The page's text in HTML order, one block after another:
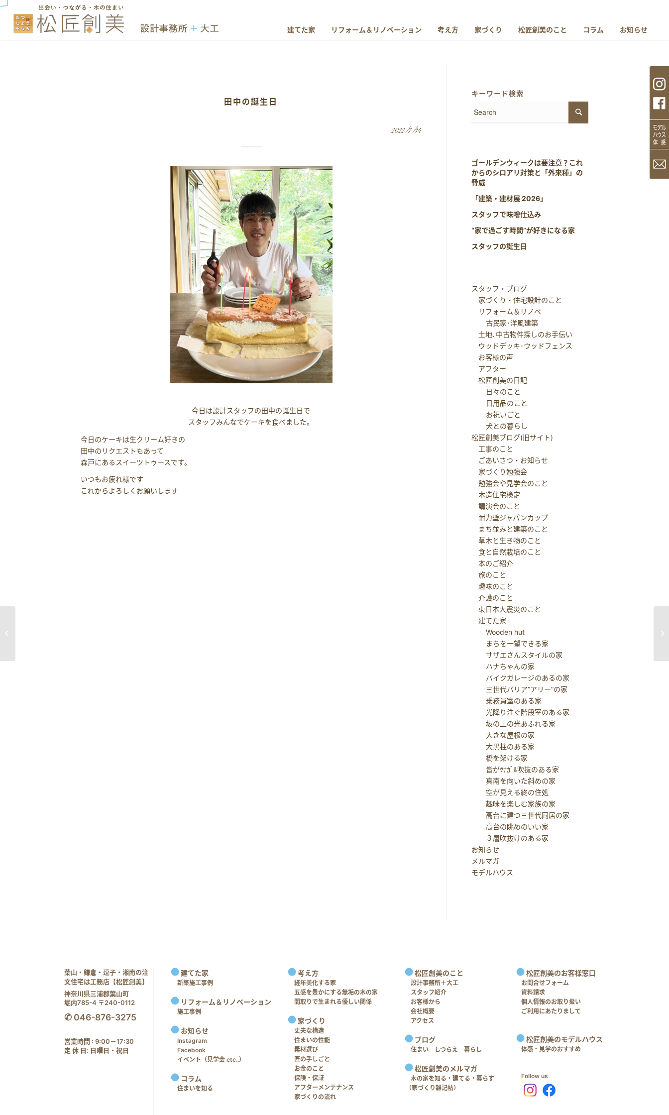
建てた家 リフォーム＆リノベーション 考え方 家づくり 松匠創美のこと コラム お知らせ
田中の誕生日
2022/7/14
今日は設計スタッフの田中の誕生日で
スタッフみんなでケーキを食べました。
今日のケーキは生クリーム好きの
田中のリクエストもあって
森戸にあるスイーツトゥースです。
いつもお疲れ様です
これからよろしくお願いします
キーワード検索
ゴールデンウィークは要注意？これ
からのシロアリ対策と「外来種」の
脅威
「建築・建材展 2026」
スタッフで味噌仕込み
“家で過ごす時間”が好きになる家
スタッフの誕生日
スタッフ・ブログ
家づくり・住宅設計のこと
リフォーム＆リノベ
古民家･洋風建築
土地､中古物件探しのお手伝い
ウッドデッキ･ウッドフェンス
お客様の声
アフター
松匠創美の日記
日々のこと
日用品のこと
お祝いごと
犬との暮らし
松匠創美ブログ(旧サイト)
工事のこと
ごあいさつ・お知らせ
家づくり勉強会
勉強会や見学会のこと
木造住宅検定
講演会のこと
耐力壁ジャパンカップ
まち並みと建築のこと
草木と生き物のこと
食と自然栽培のこと
本のご紹介
旅のこと
趣味のこと
介護のこと
東日本大震災のこと
建てた家
Wooden hut
まちを一望できる家
サザエさんスタイルの家
ハナちゃんの家
バイクガレージのあるの家
三世代バリア”アリー”の家
乗務員室のある家
光降り注ぐ階段室のある家
坂の上の光あふれる家
大きな屋根の家
大黒柱のある家
橋を架ける家
皆がﾂﾅｶﾞﾙ吹抜のある家
真南を向いた斜めの家
空が見える終の住処
趣味を楽しむ家族の家
高台に建つ三世代同居の家
高台の眺めのいい家
３層吹抜けのある家
お知らせ
メルマガ
モデルハウス
葉山・鎌倉・逗子・湘南の注
文住宅は工務店【松匠創美】
神奈川県三浦郡葉山町
堀内785-4 〒240-0112
✆ 046-876-3275
営業時間 : 9:00－17:30
定 休 日: 日曜日・祝日
建てた家
新築施工事例
リフォーム＆リノベーション
施工事例
お知らせ
Instagram
Facebook
イベント（見学会 etc..）
コラム
住まいを知る
考え方
経年美化する家
五感を豊かにする無垢の木の家
間取りで生まれる優しい関係
家づくり
丈夫な構造
住まいの性能
素材選び
匠の手しごと
お金のこと
保険・保証
アフターメンテナンス
家づくりの流れ
松匠創美のこと
設計事務所＋大工
スタッフ紹介
お客様から
会社概要
アクセス
ブログ
住まい しつらえ 暮らし
松匠創美のメルマガ
木の家を知る・建てる・暮らす
（家づくり雑記帖）
松匠創美のお客様窓口
お問合せフォーム
資料請求
個人情報のお取り扱い
ご利用にあたりまして
松匠創美のモデルハウス
体感・見学のおすすめ
Follow us